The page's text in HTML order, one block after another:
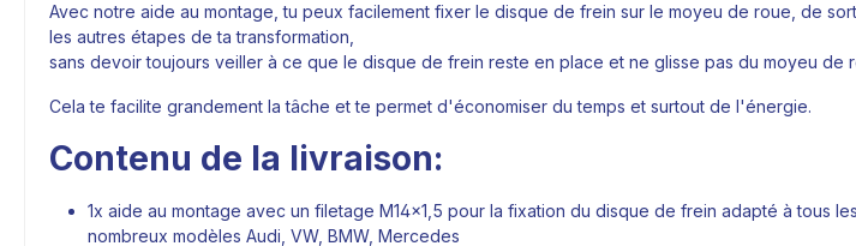
Avec notre aide au montage, tu peux facilement fixer le disque de frein sur le moyeu de roue, de
les autres étapes de ta transformation,
sans devoir toujours veiller à ce que le disque de frein reste en place et ne glisse pas du moyeu de
Cela te facilite grandement la tâche et te permet d'économiser du temps et surtout de l'énergie.
Contenu de la livraison:
1x aide au montage avec un filetage M14x1,5 pour la fixation du disque de frein adapté à tous
nombreux modèles Audi, VW, BMW, Mercedes